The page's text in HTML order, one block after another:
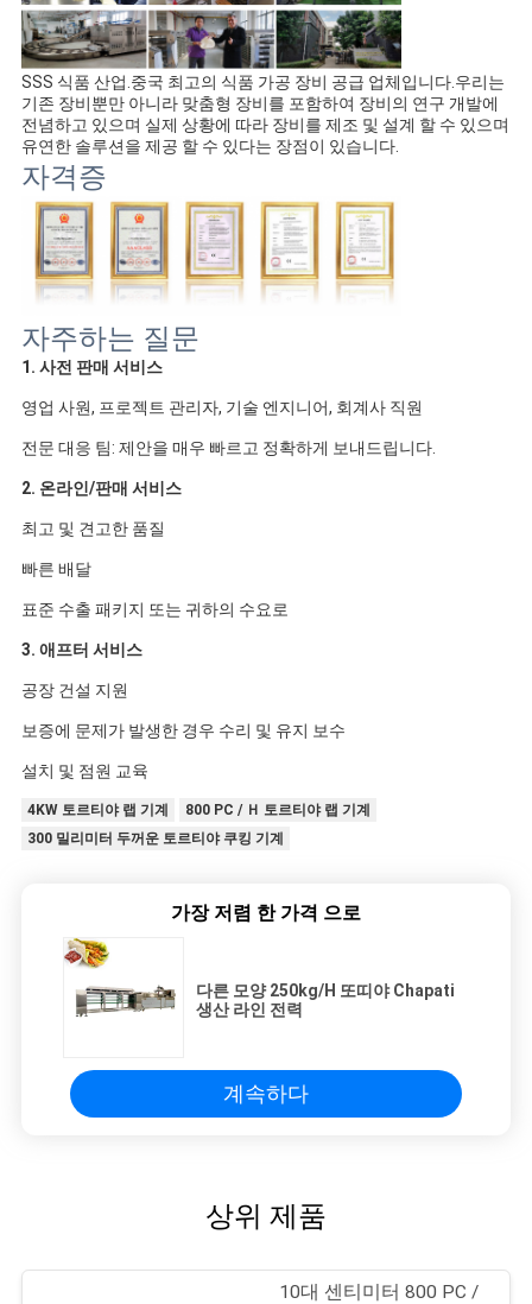
SSS 식품 산업.중국 최고의 식품 가공 장비 공급 업체입니다.우리는
기존 장비뿐만 아니라 맞춤형 장비를 포함하여 장비의 연구 개발에
전념하고 있으며 실제 상황에 따라 장비를 제조 및 설계 할 수 있으며
유연한 솔루션을 제공 할 수 있다는 장점이 있습니다.
자격증
자주하는 질문
1. 사전 판매 서비스
영업 사원, 프로젝트 관리자, 기술 엔지니어, 회계사 직원
전문 대응 팀: 제안을 매우 빠르고 정확하게 보내드립니다.
2. 온라인/판매 서비스
최고 및 견고한 품질
빠른 배달
표준 수출 패키지 또는 귀하의 수요로
3. 애프터 서비스
공장 건설 지원
보증에 문제가 발생한 경우 수리 및 유지 보수
설치 및 점원 교육
4KW 토르티야 랩 기계
800 PC / Ｈ 토르티야 랩 기계
300 밀리미터 두꺼운 토르티야 쿠킹 기계
가장 저렴 한 가격 으로
다른 모양 250kg/H 또띠야 Chapati
생산 라인 전력
계속하다
상위 제품
10대 센티미터 800 PC /